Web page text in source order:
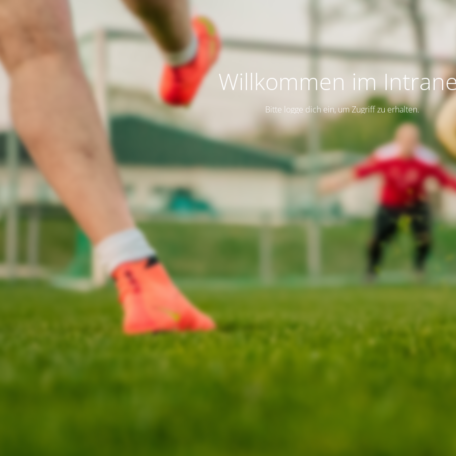
Willkommen im
Bitte logge dich ein, um Zugriff zu erhalten.